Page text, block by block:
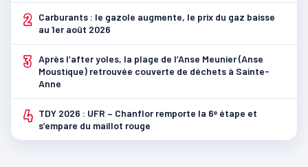
2
Carburants : le gazole augmente, le prix du gaz baisse
au 1er août 2026
3 Après l’after yoles, la plage de l’Anse Meunier (Anse
Moustique) retrouvée couverte de déchets à Sainte-
Anne
4 TDY 2026 : UFR – Chanflor remporte la 6ᵉ étape et
s’empare du maillot rouge